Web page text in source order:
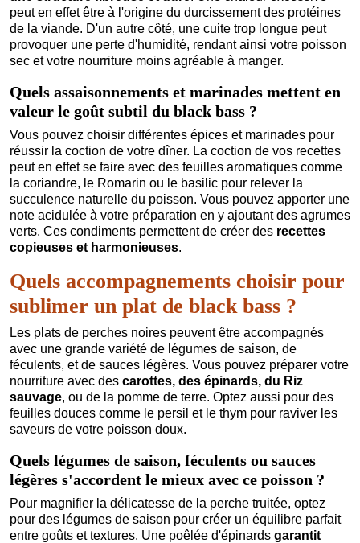
peut en effet être à l'origine du durcissement des protéines
de la viande. D'un autre côté, une cuite trop longue peut
provoquer une perte d'humidité, rendant ainsi votre poisson
sec et votre nourriture moins agréable à manger.
Quels assaisonnements et marinades mettent en
valeur le goût subtil du black bass ?
Vous pouvez choisir différentes épices et marinades pour
réussir la coction de votre dîner. La coction de vos recettes
peut en effet se faire avec des feuilles aromatiques comme
la coriandre, le Romarin ou le basilic pour relever la
succulence naturelle du poisson. Vous pouvez apporter une
note acidulée à votre préparation en y ajoutant des agrumes
verts. Ces condiments permettent de créer des recettes
copieuses et harmonieuses.
Quels accompagnements choisir pour
sublimer un plat de black bass ?
Les plats de perches noires peuvent être accompagnés
avec une grande variété de légumes de saison, de
féculents, et de sauces légères. Vous pouvez préparer votre
nourriture avec des carottes, des épinards, du Riz
sauvage, ou de la pomme de terre. Optez aussi pour des
feuilles douces comme le persil et le thym pour raviver les
saveurs de votre poisson doux.
Quels légumes de saison, féculents ou sauces
légères s'accordent le mieux avec ce poisson ?
Pour magnifier la délicatesse de la perche truitée, optez
pour des légumes de saison pour créer un équilibre parfait
entre goûts et textures. Une poêlée d'épinards garantit